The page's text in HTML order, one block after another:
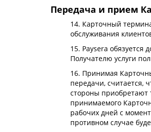
Передача и прием
14. Карточный
обслуживания
15. Paysera
Получателю услуги
16. Принимая
передачи, считается,
стороны приобретают
принимаемого
рабочих дней с
противном случае